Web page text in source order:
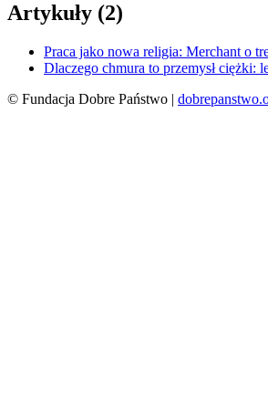
Artykuły (2)
Praca jako nowa religia: Merchant o
Dlaczego chmura to przemysł ciężki:
© Fundacja Dobre Państwo |